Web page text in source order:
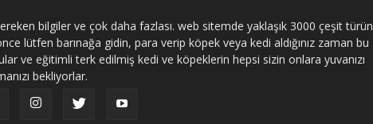
bilgiler ve çok daha fazlası. web sitemde yaklaşık 3000 çeşit türün
lütfen barınağa gidin, para verip köpek veya kedi aldığınız zaman bu
ve eğitimli terk edilmiş kedi ve köpeklerin hepsi sizin onlara yuvanızı
bekliyorlar.